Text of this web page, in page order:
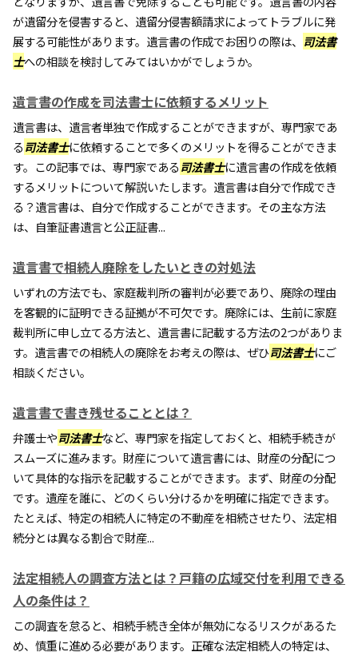
が遺留分を侵害すると、遺留分侵害額請求によってトラブルに発
展する可能性があります。遺言書の作成でお困りの際は、 司法書
士への相談を検討してみてはいかがでしょうか。
遺言書の作成を司法書士に依頼するメリット
遺言書は、遺言者単独で作成することができますが、専門家であ
る司法書士に依頼することで多くのメリットを得ることができま
す。この記事では、専門家である司法書士に遺言書の作成を依頼
するメリットについて解説いたします。遺言書は自分で作成でき
る？遺言書は、自分で作成することができます。その主な方法
は、自筆証書遺言と公正証書...
遺言書で相続人廃除をしたいときの対処法
いずれの方法でも、家庭裁判所の審判が必要であり、廃除の理由
を客観的に証明できる証拠が不可欠です。廃除には、生前に家庭
裁判所に申し立てる方法と、遺言書に記載する方法の2つがありま
す。遺言書での相続人の廃除をお考えの際は、ぜひ司法書士にご
相談ください。
遺言書で書き残せることとは？
弁護士や司法書士など、専門家を指定しておくと、相続手続きが
スムーズに進みます。財産について遺言書には、財産の分配につ
いて具体的な指示を記載することができます。まず、財産の分配
です。遺産を誰に、どのくらい分けるかを明確に指定できます。
たとえば、特定の相続人に特定の不動産を相続させたり、法定相
続分とは異なる割合で財産...
法定相続人の調査方法とは？戸籍の広域交付を利用できる
人の条件は？
この調査を怠ると、相続手続き全体が無効になるリスクがあるた
め、慎重に進める必要があります。正確な法定相続人の特定は、